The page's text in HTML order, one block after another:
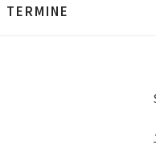
TERMINE